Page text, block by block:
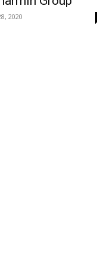
2020